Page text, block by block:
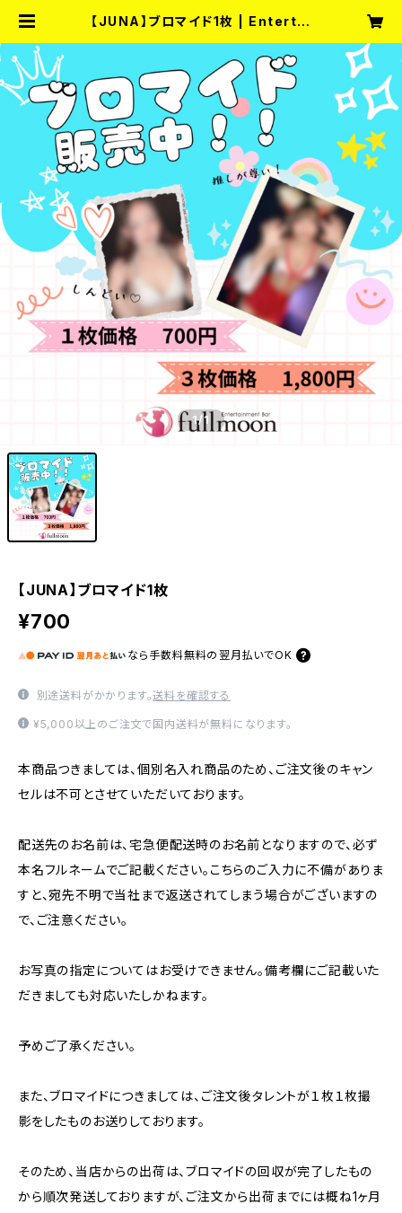
【JUNA】ブロマイド1枚 | Entertai
1/1
【JUNA】ブロマイド1枚
¥700
なら 手数料無料の 翌月払いでOK
別途送料がかかります。送料を確認する
¥5,000以上のご注文で国内送料が無料になります。
本商品つきましては、個別名入れ商品のため、ご注文後のキャン
セルは不可とさせていただいております。
配送先のお名前は、宅急便配送時のお名前となりますので、必ず
本名フルネームでご記載ください。こちらのご入力に不備がありま
すと、宛先不明で当社まで返送されてしまう場合がございますの
で、ご注意ください。
お写真の指定についてはお受けできません。備考欄にご記載いた
だきましても対応いたしかねます。
予めご了承ください。
また、ブロマイドにつきましては、ご注文後タレントが１枚１枚撮
影をしたものお送りしております。
そのため、当店からの出荷は、ブロマイドの回収が完了したもの
から順次発送しておりますが、ご注文から出荷までには概ね1ヶ月